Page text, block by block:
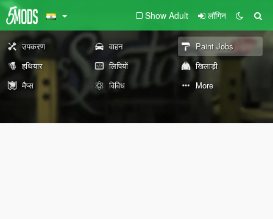
Show Adult लॉगिन
उपकरण वाहन
Paint Jobs
हथियार
लिपियों
खिलाड़ी
मैप्स
विविध More